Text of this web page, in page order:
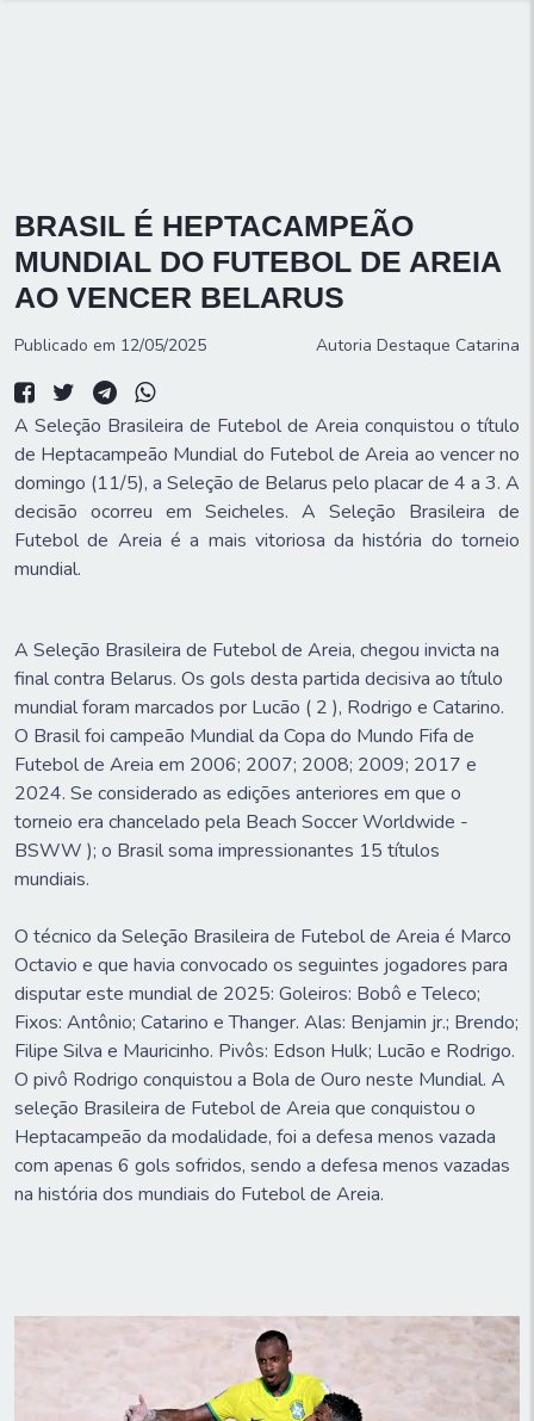
BRASIL É HEPTACAMPEÃO
MUNDIAL DO FUTEBOL DE AREIA
AO VENCER BELARUS
Publicado em 12/05/2025 Autoria Destaque Catarina
A Seleção Brasileira de Futebol de Areia conquistou o título
de Heptacampeão Mundial do Futebol de Areia ao vencer no
domingo (11/5), a Seleção de Belarus pelo placar de 4 a 3. A
decisão ocorreu em Seicheles. A Seleção Brasileira de
Futebol de Areia é a mais vitoriosa da história do torneio
mundial.
A Seleção Brasileira de Futebol de Areia, chegou invicta na
final contra Belarus. Os gols desta partida decisiva ao título
mundial foram marcados por Lucão ( 2 ), Rodrigo e Catarino.
O Brasil foi campeão Mundial da Copa do Mundo Fifa de
Futebol de Areia em 2006; 2007; 2008; 2009; 2017 e
2024. Se considerado as edições anteriores em que o
torneio era chancelado pela Beach Soccer Worldwide -
BSWW ); o Brasil soma impressionantes 15 títulos
mundiais.
O técnico da Seleção Brasileira de Futebol de Areia é Marco
Octavio e que havia convocado os seguintes jogadores para
disputar este mundial de 2025: Goleiros: Bobô e Teleco;
Fixos: Antônio; Catarino e Thanger. Alas: Benjamin jr.; Brendo;
Filipe Silva e Mauricinho. Pivôs: Edson Hulk; Lucão e Rodrigo.
O pivô Rodrigo conquistou a Bola de Ouro neste Mundial. A
seleção Brasileira de Futebol de Areia que conquistou o
Heptacampeão da modalidade, foi a defesa menos vazada
com apenas 6 gols sofridos, sendo a defesa menos vazadas
na história dos mundiais do Futebol de Areia.